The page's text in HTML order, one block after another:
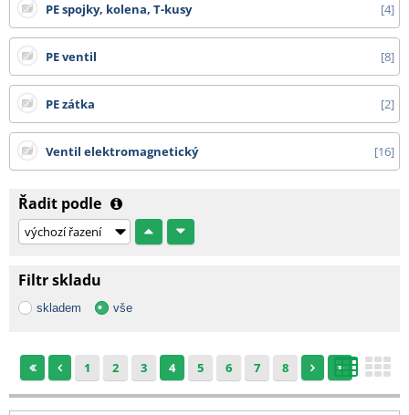
PE spojky, kolena, T-kusy 4
PE ventil 8
PE zátka 2
Ventil elektromagnetický 16
Řadit podle
Filtr skladu
skladem vše
1 2 3 4 5 6 7 8